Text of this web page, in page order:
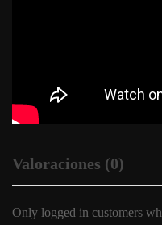
Valoraciones (0)
Only logged in customers